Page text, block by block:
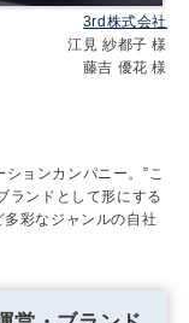
3rd株式会社
江見 紗都子 様
藤吉 優花 様
ョンカンパニー。”こ
ランドとして形にする
彩なジャンルの自社